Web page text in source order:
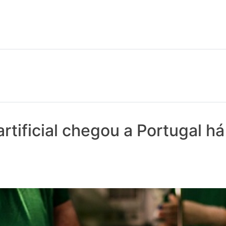
realmente contam! Tudo o que se passa na Saúde!
chegou a Portugal